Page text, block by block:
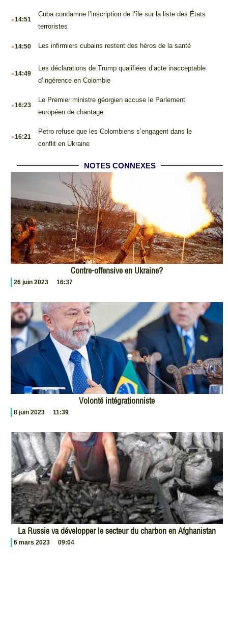
.14:51
Cuba condamne l’inscription de l’île sur la liste des États
terroristes
.14:50 Les infirmiers cubains restent des héros de la santé
.14:49
Les déclarations de Trump qualifiées d’acte inacceptable
d’ingérence en Colombie
.16:23
Le Premier ministre géorgien accuse le Parlement
européen de chantage
.16:21
Petro refuse que les Colombiens s’engagent dans le
conflit en Ukraine
NOTES CONNEXES
Contre-offensive en Ukraine?
26 juin 2023 16:37
Volonté intégrationniste
8 juin 2023 11:39
La Russie va développer le secteur du charbon en Afghanistan
6 mars 2023 09:04